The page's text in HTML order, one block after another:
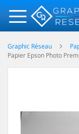
Graphic Réseau
Papier Epson Photo
end